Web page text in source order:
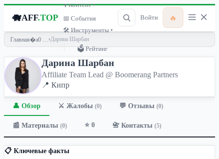
🐗AFF.TOP
🎙 Контент ▾
📅 События
🛠 Инструменты ▾
🗳 Рейтинг
Войти 🔥
Главная ›Дарина Шарбан
Дарина Шарбан
Affiliate Team Lead @ Boomerang Partners
📍 Кипр
👤 Обзор ⚔️ Жалобы (0) 💬 Отзывы (0)
📰 Материалы (0) ⭐ 0 📇 Контакты (5)
📋 Ключевые факты